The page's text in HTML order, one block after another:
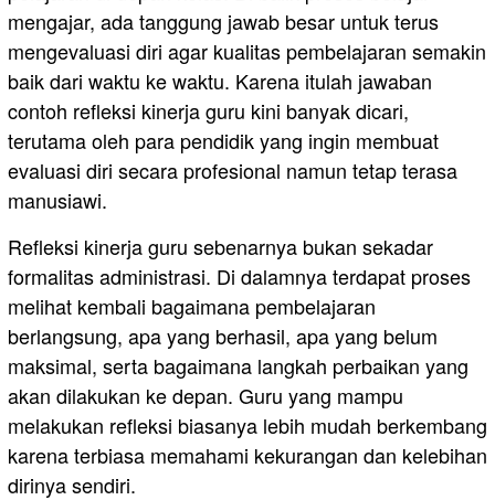
mengajar, ada tanggung jawab besar untuk terus
mengevaluasi diri agar kualitas pembelajaran semakin
baik dari waktu ke waktu. Karena itulah jawaban
contoh refleksi kinerja guru kini banyak dicari,
terutama oleh para pendidik yang ingin membuat
evaluasi diri secara profesional namun tetap terasa
manusiawi.
Refleksi kinerja guru sebenarnya bukan sekadar
formalitas administrasi. Di dalamnya terdapat proses
melihat kembali bagaimana pembelajaran
berlangsung, apa yang berhasil, apa yang belum
maksimal, serta bagaimana langkah perbaikan yang
akan dilakukan ke depan. Guru yang mampu
melakukan refleksi biasanya lebih mudah berkembang
karena terbiasa memahami kekurangan dan kelebihan
dirinya sendiri.